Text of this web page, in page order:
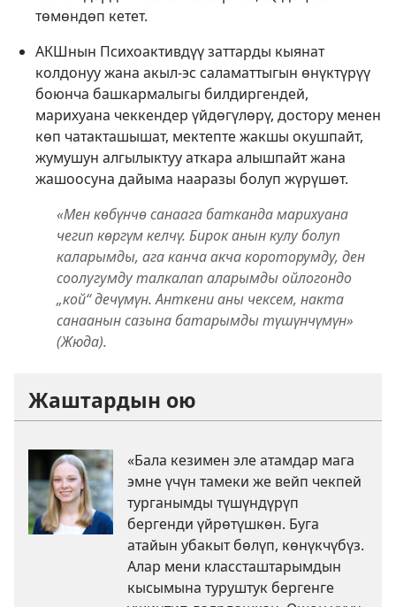
төмөндөп кетет.
АКШнын Психоактивдүү заттарды кыянат
колдонуу жана акыл-эс саламаттыгын өнүктүрүү
боюнча башкармалыгы билдиргендей,
марихуана чеккендер үйдөгүлөрү, достору менен
көп чатакташышат, мектепте жакшы окушпайт,
жумушун алгылыктуу аткара алышпайт жана
жашоосуна дайыма нааразы болуп жүрүшөт.
«Мен көбүнчө санаага батканда марихуана
чегип көргүм келчү. Бирок анын кулу болуп
каларымды, ага канча акча короторумду, ден
соолугумду талкалап аларымды ойлогондо
„кой“ дечүмүн. Анткени аны чексем, накта
санаанын сазына батарымды түшүнчүмүн»
(Жюда).
Жаштардын ою
«Бала кезимен эле атамдар мага
эмне үчүн тамеки же вейп чекпей
турганымды түшүндүрүп
бергенди үйрөтүшкөн. Буга
атайын убакыт бөлүп, көнүкчүбүз.
Алар мени классташтарымдын
кысымына туруштук бергенге